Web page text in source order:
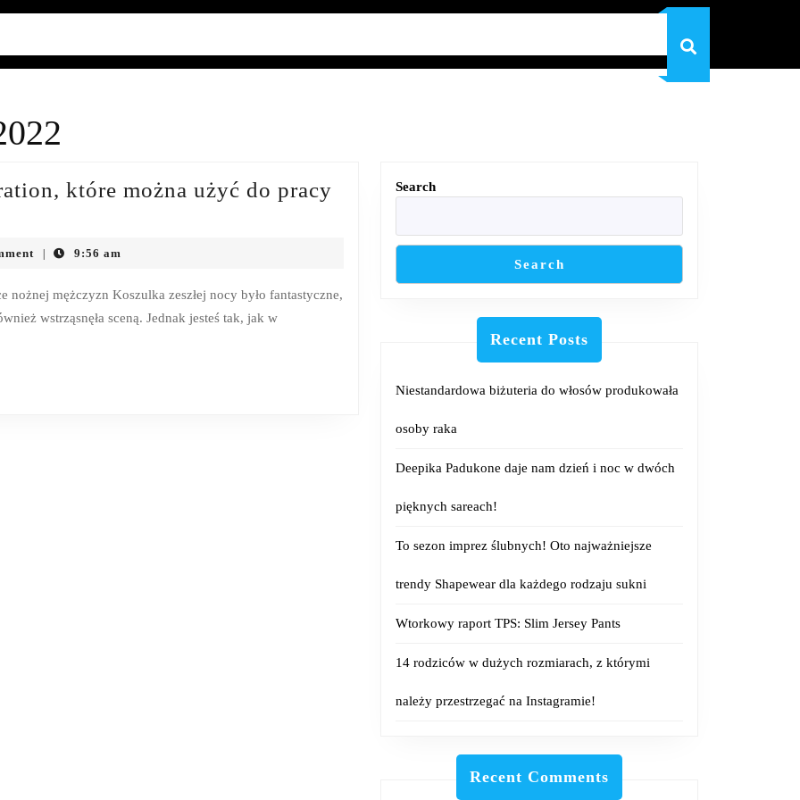
które można użyć do pracy
9:56 am
nożnej mężczyzn Koszulka zeszłej nocy było fantastyczne,
wstrząsnęła sceną. Jednak jesteś tak, jak w
Search
Search
Recent Posts
Niestandardowa biżuteria do włosów produkowała
osoby raka
Deepika Padukone daje nam dzień i noc w dwóch
pięknych sareach!
To sezon imprez ślubnych! Oto najważniejsze
trendy Shapewear dla każdego rodzaju sukni
Wtorkowy raport TPS: Slim Jersey Pants
14 rodziców w dużych rozmiarach, z którymi
należy przestrzegać na Instagramie!
Recent Comments